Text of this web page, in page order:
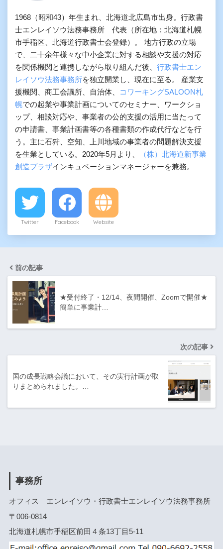
1968（昭和43）年生まれ、北海道北広島市出身。行政書
士エンレイソウ法務事務所 代表（所在地：北海道札幌
市手稲区、北海道行政書士会登録）。 地方行政の立場
で、二十余年様々な中小企業に対する相談や支援の対応
を関係機関と連携しながら取り組んだ後、 行政書士エン
レイソウ法務事務所を独立開業し、現在に至る。 産業支
援機関、商工会議所、自治体、
コワーキングSALOON札
幌での起業や事業計画についてのセミナー、ワークショ
ップ、相談対応や、事業者の公的支援の活用に当たって
の申請書、事業計画書等の各種書類の作成代行などを行
う。主に石狩、空知、上川地域の事業者の問題解決支援
を生業としている。2020年5月より、
（株）北海道新事業
創造プラザインキュベーションマネージャーを兼務。
Twitter Facebook Website
前の記事
★受付終了・12/14、夜間開催、Zoomで開催★
簡単に事業計…
次の記事
国の成長戦略会議において、その実行計画が取
りまとめられました。…
事務所
オフィス エンレイソウ・行政書士エンレイソウ法務事務所
〒006-0814
北海道札幌市手稲区前田４条13丁目5-11